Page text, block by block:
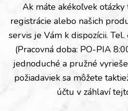
Ak máte akékoľvek otázky
registrácie alebo našich
servis je Vám k dispozícii.
(Pracovná doba: PO-PIA
jednoduché a pružné
požiadaviek sa môžete
účtu v záhlaví